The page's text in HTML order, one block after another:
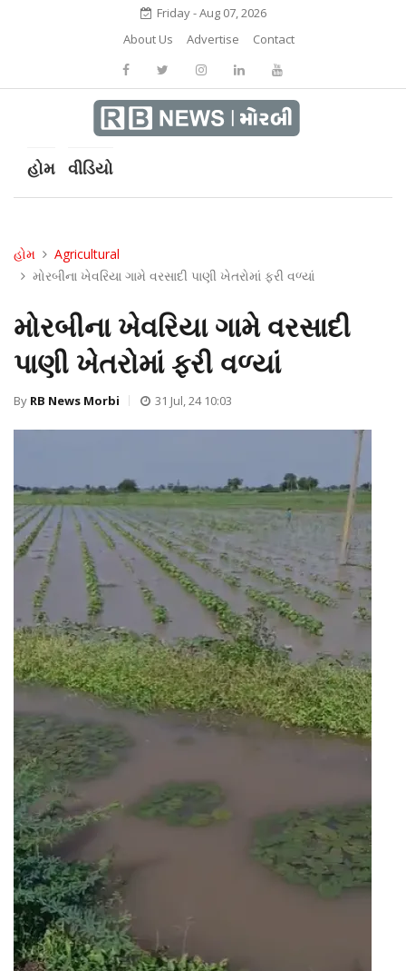
Friday - Aug 07, 2026
About Us
Advertise Contact
હોમ વીડિયો
હોમ
Agricultural
મોરબીના ખેવરિયા ગામે વરસાદી પાણી ખેતરોમાં ફરી વળ્યાં
મોરબીના ખેવરિયા ગામે વરસાદી
પાણી ખેતરોમાં ફરી વળ્યાં
By RB News Morbi 31 Jul, 24 10:03